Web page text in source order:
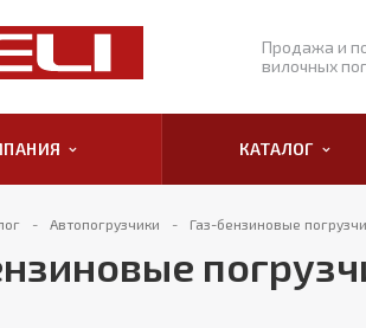
Продажа и
вилочных
КАТАЛОГ
Автопогрузчики Газ-бензиновые